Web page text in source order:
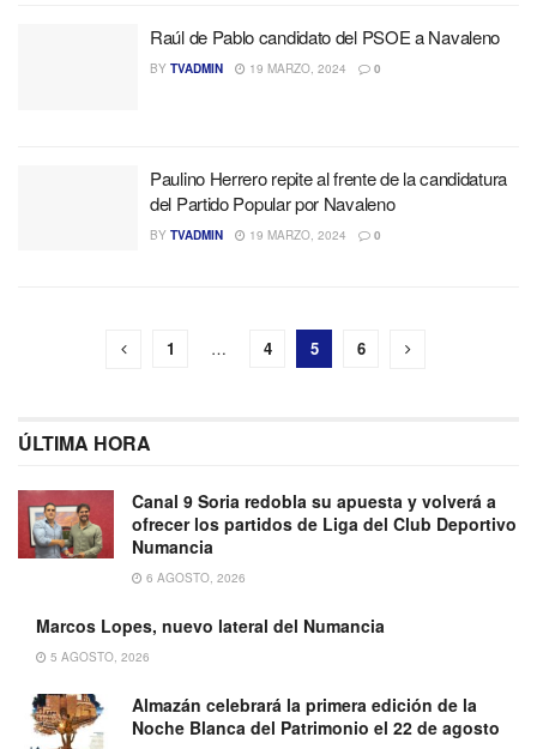
Raúl de Pablo candidato del PSOE a Navaleno
BY TVADMIN 19 MARZO, 2024 0
Paulino Herrero repite al frente de la candidatura
del Partido Popular por Navaleno
BY TVADMIN 19 MARZO, 2024 0
1 … 4 5 6
ÚLTIMA HORA
Canal 9 Soria redobla su apuesta y volverá a
ofrecer los partidos de Liga del Club Deportivo
Numancia
6 AGOSTO, 2026
Marcos Lopes, nuevo lateral del Numancia
5 AGOSTO, 2026
Almazán celebrará la primera edición de la
Noche Blanca del Patrimonio el 22 de agosto